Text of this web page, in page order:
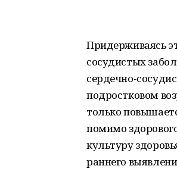
Придерживаясь
сосудистых
сердечно-
подростковом
только
помимо
культуру
раннего